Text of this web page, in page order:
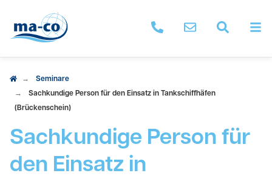
ma-co anrufen
NachrichtSeminar
Seminare
Sachkundige Person für den Einsatz in Tankschiffhäfen
(Brückenschein)
Sachkundige Person für
den Einsatz in